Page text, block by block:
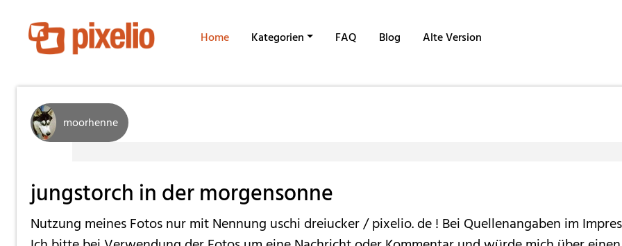
Home Kategorien FAQ Blog Alte Version
moorhenne
jungstorch in der morgensonne
Nutzung meines Fotos nur mit Nennung uschi dreiucker / pixelio. de ! Bei Quellenangaben im